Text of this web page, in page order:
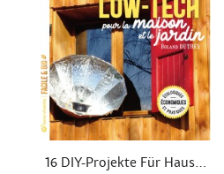
Schnellansicht
16 DIY-Projekte Für Haus...